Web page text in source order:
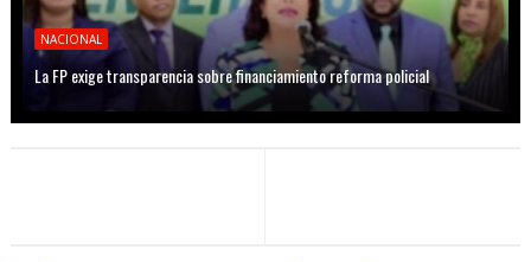
NACIONAL
La FP exige transparencia sobre financiamiento reforma policial